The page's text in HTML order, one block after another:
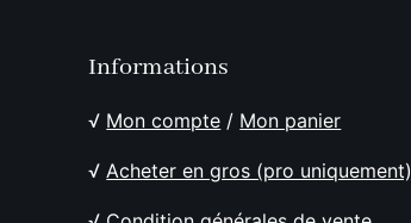
Informations
√ Mon compte / Mon panier
√ Acheter en gros (pro uniquement)